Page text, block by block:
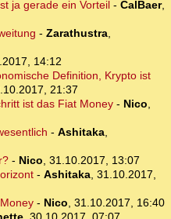
ja gerade ein Vorteil- CalBaer,
- Zarathustra,
14:12
Definition, Krypto ist
21:37
ist das Fiat Money- Nico,
- Ashitaka,
- Nico, 31.10.2017, 13:07
- Ashitaka, 31.10.2017,
- Nico, 31.10.2017, 16:40